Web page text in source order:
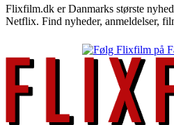
Flixfilm.dk er Danmarks største
Netflix. Find nyheder, anmeldelser,